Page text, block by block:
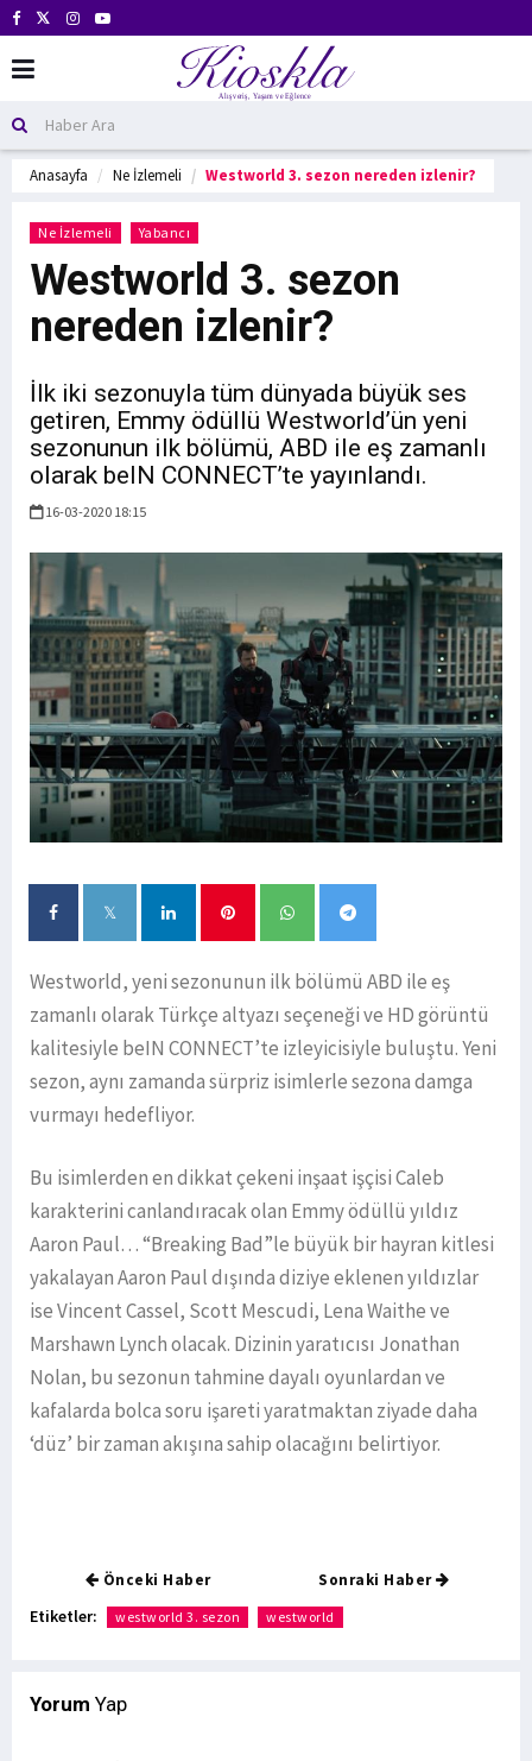
Anasayfa Ne İzlemeli Westworld 3. sezon nereden izlenir?
Ne İzlemeli Yabancı
Westworld 3. sezon
nereden izlenir?
İlk iki sezonuyla tüm dünyada büyük ses
getiren, Emmy ödüllü Westworld’ün yeni
sezonunun ilk bölümü, ABD ile eş zamanlı
olarak beIN CONNECT’te yayınlandı.
16-03-2020 18:15
Westworld, yeni sezonunun ilk bölümü ABD ile eş
zamanlı olarak Türkçe altyazı seçeneği ve HD görüntü
kalitesiyle beIN CONNECT’te izleyicisiyle buluştu. Yeni
sezon, aynı zamanda sürpriz isimlerle sezona damga
vurmayı hedefliyor.
Bu isimlerden en dikkat çekeni inşaat işçisi Caleb
karakterini canlandıracak olan Emmy ödüllü yıldız
Aaron Paul… “Breaking Bad”le büyük bir hayran kitlesi
yakalayan Aaron Paul dışında diziye eklenen yıldızlar
ise Vincent Cassel, Scott Mescudi, Lena Waithe ve
Marshawn Lynch olacak. Dizinin yaratıcısı Jonathan
Nolan, bu sezonun tahmine dayalı oyunlardan ve
kafalarda bolca soru işareti yaratmaktan ziyade daha
‘düz’ bir zaman akışına sahip olacağını belirtiyor.
Önceki Haber Sonraki Haber
Etiketler: westworld 3. sezon westworld
Yorum Yap